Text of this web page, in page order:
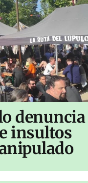
denuncia
insultos